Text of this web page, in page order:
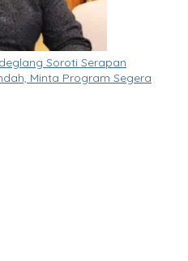
Soroti Serapan
Minta Program Segera